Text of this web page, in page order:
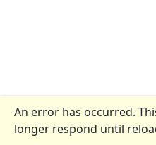
An error has occurred.
longer respond until